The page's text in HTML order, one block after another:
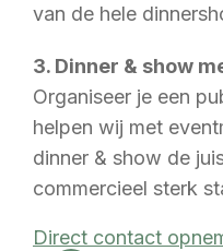
van de hele
3. Dinner & show
Organiseer je een
helpen wij met
dinner & show de
commercieel sterk
Direct contact